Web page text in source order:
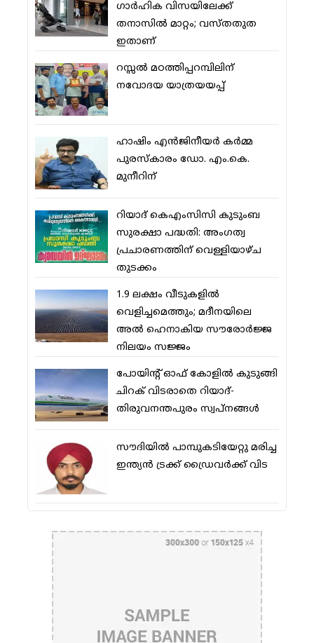
ഗാര്‍ഹിക വിസയിലേക്ക്
തനാസില്‍ മാറ്റം; വസ്തതുത
ഇതാണ്
റസ്സല്‍ മഠത്തിപ്പറമ്പിലിന്
നവോദയ യാത്രയയപ്പ്
ഹാഷിം എന്‍ജിനീയര്‍ കര്‍മ്മ
പുരസ്‌കാരം ഡോ. എം.കെ.
മുനീറിന്
റിയാദ് കെഎംസിസി കുടുംബ
സുരക്ഷാ പദ്ധതി: അംഗത്വ
പ്രചാരണത്തിന് വെള്ളിയാഴ്ച
തുടക്കം
1.9 ലക്ഷം വീടുകളില്‍
വെളിച്ചമെത്തും; മദീനയിലെ
അല്‍ ഹെനാകിയ സൗരോര്‍ജ്ജ
നിലയം സജ്ജം
പോയിന്റ് ഓഫ് കോളില്‍ കുടുങ്ങി
ചിറക് വിടരാതെ റിയാദ്-
തിരുവനന്തപുരം സ്വപ്നങ്ങള്‍
സൗദിയിൽ പാമ്പുകടിയേറ്റു മരിച്ച
ഇന്ത്യൻ ട്രക്ക് ഡ്രൈവർക്ക് വിട